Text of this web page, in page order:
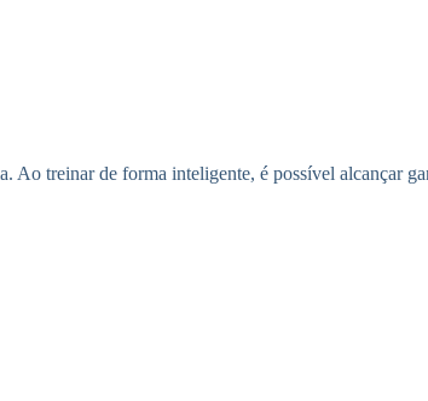
Ao treinar de forma inteligente, é possível alcançar